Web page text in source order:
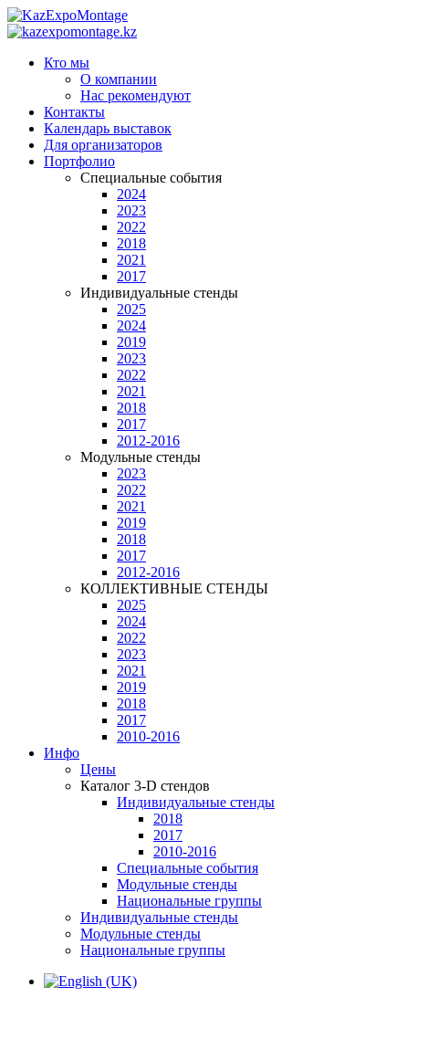
Кто мы
О компании
Нас рекомендуют
Контакты
Календарь выставок
Для организаторов
Портфолио
Специальные события
2024
2023
2022
2018
2021
2017
Индивидуальные стенды
2025
2024
2019
2023
2022
2021
2018
2017
2012-2016
Модульные стенды
2023
2022
2021
2019
2018
2017
2012-2016
КОЛЛЕКТИВНЫЕ СТЕНДЫ
2025
2024
2022
2023
2021
2019
2018
2017
2010-2016
Инфо
Цены
Каталог 3-D стендов
Индивидуальные стенды
2018
2017
2010-2016
Специальные события
Модульные стенды
Национальные группы
Индивидуальные стенды
Модульные стенды
Национальные группы